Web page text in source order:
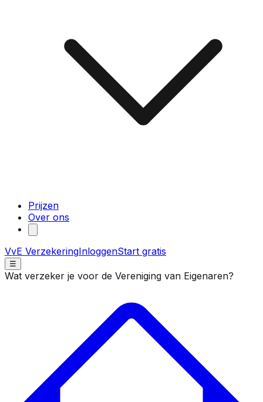
Prijzen
Over ons
VvE VerzekeringInloggenStart gratis
☰
Wat verzeker je voor de Vereniging van Eigenaren?